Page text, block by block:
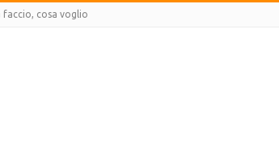
faccio, cosa voglio